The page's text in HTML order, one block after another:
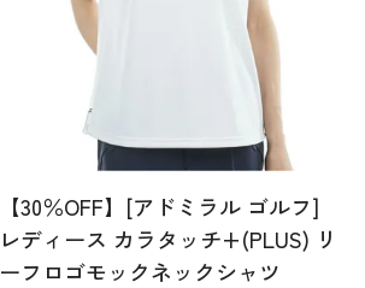
【30％OFF】[アドミラル ゴルフ]
レディース カラタッチ+(PLUS) リ
ーフロゴモックネックシャツ